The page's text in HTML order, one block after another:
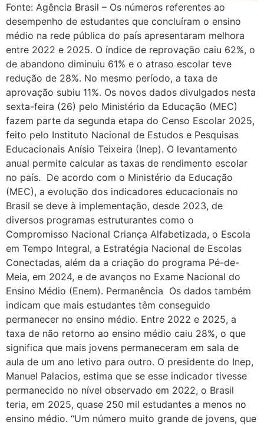
Fonte: Agência Brasil – Os números referentes ao
desempenho de estudantes que concluíram o ensino
médio na rede pública do país apresentaram melhora
entre 2022 e 2025. O índice de reprovação caiu 62%, o
de abandono diminuiu 61% e o atraso escolar teve
redução de 28%. No mesmo período, a taxa de
aprovação subiu 11%. Os novos dados divulgados nesta
sexta-feira (26) pelo Ministério da Educação (MEC)
fazem parte da segunda etapa do Censo Escolar 2025,
feito pelo Instituto Nacional de Estudos e Pesquisas
Educacionais Anísio Teixeira (Inep). O levantamento
anual permite calcular as taxas de rendimento escolar
no país. De acordo com o Ministério da Educação
(MEC), a evolução dos indicadores educacionais no
Brasil se deve à implementação, desde 2023, de
diversos programas estruturantes como o
Compromisso Nacional Criança Alfabetizada, o Escola
em Tempo Integral, a Estratégia Nacional de Escolas
Conectadas, além da a criação do programa Pé-de-
Meia, em 2024, e de avanços no Exame Nacional do
Ensino Médio (Enem). Permanência Os dados também
indicam que mais estudantes têm conseguido
permanecer no ensino médio. Entre 2022 e 2025, a
taxa de não retorno ao ensino médio caiu 28%, o que
significa que mais jovens permaneceram em sala de
aula de um ano letivo para outro. O presidente do Inep,
Manuel Palacios, estima que se esse indicador tivesse
permanecido no nível observado em 2022, o Brasil
teria, em 2025, quase 250 mil estudantes a menos no
ensino médio. “Um número muito grande de jovens, que